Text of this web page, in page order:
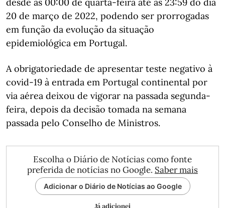
20 de março de 2022, podendo ser prorrogadas
em função da evolução da situação
epidemiológica em Portugal.
A obrigatoriedade de apresentar teste negativo à
covid-19 à entrada em Portugal continental por
via aérea deixou de vigorar na passada segunda-
feira, depois da decisão tomada na semana
passada pelo Conselho de Ministros.
Escolha o Diário de Notícias como fonte
preferida de notícias no Google. Saber mais
Adicionar o Diário de Notícias ao Google
Já adicionei